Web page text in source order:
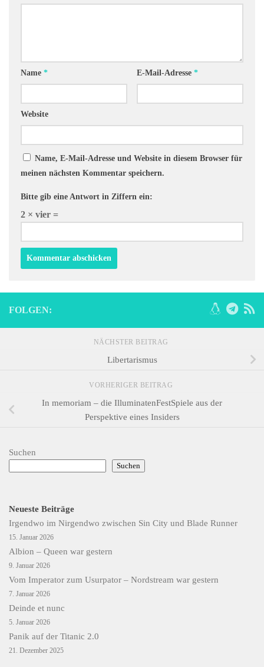
Name * E-Mail-Adresse *
Website
Name, E-Mail-Adresse und Website in diesem Browser für
meinen nächsten Kommentar speichern.
Bitte gib eine Antwort in Ziffern ein:
2 × vier =
FOLGEN:
NÄCHSTER BEITRAG
Libertarismus
VORHERIGER BEITRAG
In memoriam – die IlluminatenFestSpiele aus der
Perspektive eines Insiders
Suchen
Suchen
Neueste Beiträge
Irgendwo im Nirgendwo zwischen Sin City und Blade Runner
15. Januar 2026
Albion – Queen war gestern
9. Januar 2026
Vom Imperator zum Usurpator – Nordstream war gestern
7. Januar 2026
Deinde et nunc
5. Januar 2026
Panik auf der Titanic 2.0
21. Dezember 2025